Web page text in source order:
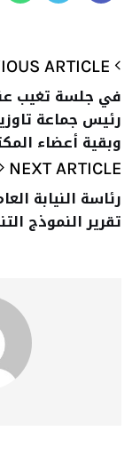
في جلسة تغيب
رئيس جماعة
وبقية أعضاء
NEXT ARTICLE
رئاسة النيابة
تقرير النموذج